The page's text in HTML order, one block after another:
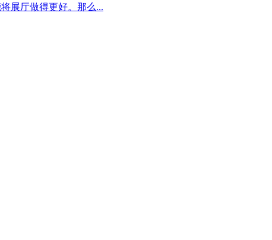
展厅做得更好。那么...